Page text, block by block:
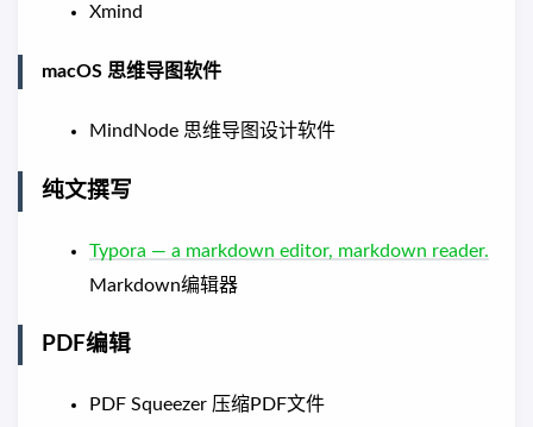
Xmind
macOS 思维导图软件
MindNode 思维导图设计软件
纯文撰写
Typora — a markdown editor, markdown reader.
Markdown编辑器
PDF编辑
PDF Squeezer 压缩PDF文件